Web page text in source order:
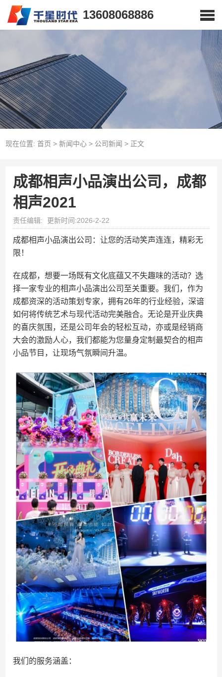
13608068886
现在位置: 首页 > 新闻中心> 公司新闻 > 正文
成都相声小品演出公司，成都
相声2021
责任编辑: 更新时间:2026-2-22
成都相声小品演出公司：让您的活动笑声连连，精彩无
限！
在成都，想要一场既有文化底蕴又不失趣味的活动？选
择一家专业的相声小品演出公司至关重要。我们，作为
成都资深的活动策划专家，拥有26年的行业经验，深谙
如何将传统艺术与现代活动完美融合。无论是开业庆典
的喜庆氛围，还是公司年会的轻松互动，亦或是经销商
大会的激励人心，我们都能为您量身定制最契合的相声
小品节目，让现场气氛瞬间升温。
我们的服务涵盖：